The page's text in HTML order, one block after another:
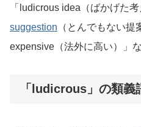
「ludicrous idea（ばかげた
suggestion （とんでもない
expensive（法外に高い）」
「ludicrous」の類義